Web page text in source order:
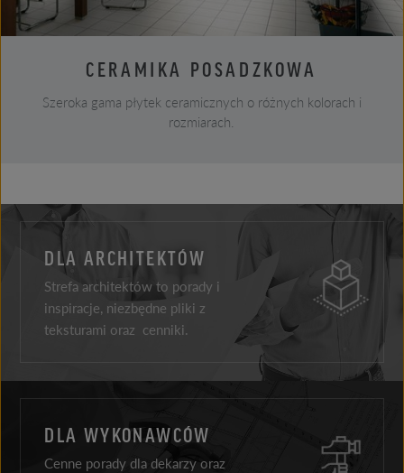
CERAMIKA POSADZKOWA
Szeroka gama płytek ceramicznych o różnych kolorach i
rozmiarach.
DLA ARCHITEKTÓW
Strefa architektów to porady i
inspiracje, niezbędne pliki z
teksturami oraz cenniki.
DLA WYKONAWCÓW
Cenne porady dla dekarzy oraz